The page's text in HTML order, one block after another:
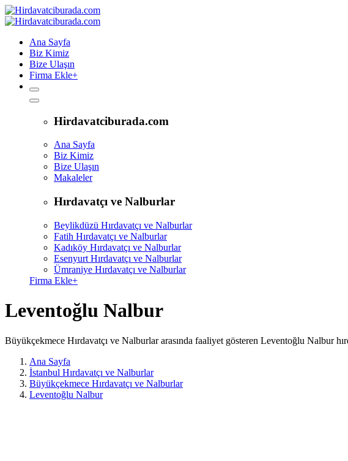
Ana Sayfa
Biz Kimiz
Bize Ulaşın
Firma Ekle+
Hirdavatciburada.com
Ana Sayfa
Biz Kimiz
Bize Ulaşın
Makaleler
Hırdavatçı ve Nalburlar
Beylikdüzü Hırdavatçı ve Nalburlar
Fatih Hırdavatçı ve Nalburlar
Kadıköy Hırdavatçı ve Nalburlar
Esenyurt Hırdavatçı ve Nalburlar
Ümraniye Hırdavatçı ve Nalburlar
Firma Ekle+
Leventoğlu Nalbur
Büyükçekmece Hırdavatçı ve Nalburlar arasında faaliyet gösteren Leventoğlu Nalbur
Ana Sayfa
İstanbul Hırdavatçı ve Nalburlar
Büyükçekmece Hırdavatçı ve Nalburlar
Leventoğlu Nalbur